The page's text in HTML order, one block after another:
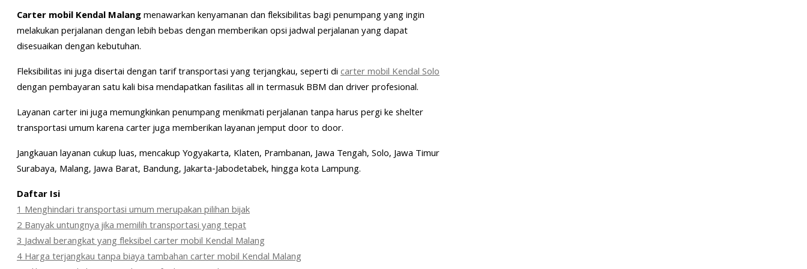
Carter mobil Kendal Malangmenawarkan kenyamanan dan fleksibilitas bagi penumpang yang ingin
melakukan perjalanan dengan lebih bebas dengan memberikan opsi jadwal perjalanan yang dapat
disesuaikan dengan kebutuhan.
Fleksibilitas ini juga disertai dengan tarif transportasi yang terjangkau, seperti dicarter mobil Kendal Solo
dengan pembayaran satu kali bisa mendapatkan fasilitas all in termasuk BBM dan driver profesional.
Layanan carter ini juga memungkinkan penumpang menikmati perjalanan tanpa harus pergi ke shelter
transportasi umum karena carter juga memberikan layanan jemput door to door.
Jangkauan layanan cukup luas, mencakup Yogyakarta, Klaten, Prambanan, Jawa Tengah, Solo, Jawa Timur
Surabaya, Malang, Jawa Barat, Bandung, Jakarta-Jabodetabek, hingga kota Lampung.
Daftar Isi
1Menghindari transportasi umum merupakan pilihan bijak
2Banyak untungnya jika memilih transportasi yang tepat
3Jadwal berangkat yang fleksibel carter mobil Kendal Malang
4Harga terjangkau tanpa biaya tambahan carter mobil Kendal Malang